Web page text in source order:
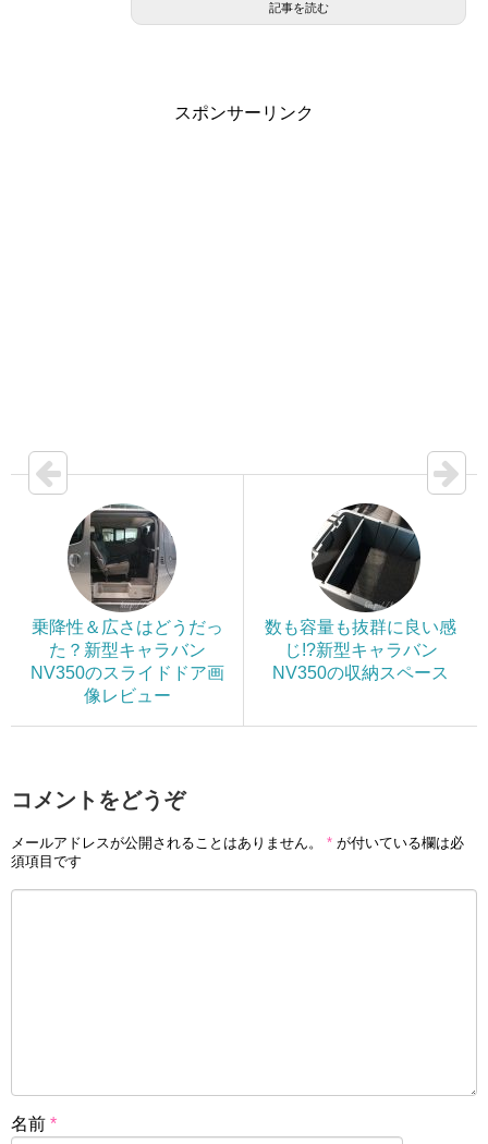
記事を読む
スポンサーリンク
乗降性＆広さはどうだっ
た？新型キャラバン
NV350のスライドドア画
像レビュー
数も容量も抜群に良い感
じ!?新型キャラバン
NV350の収納スペース
コメントをどうぞ
メールアドレスが公開されることはありません。 * が付いている欄は必
須項目です
名前 *